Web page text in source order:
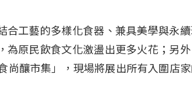
合工藝的多樣化食器、兼具美學與永
原民飲食文化激盪出更多火花；另外
尚釀市集」，現場將展出所有入圍店